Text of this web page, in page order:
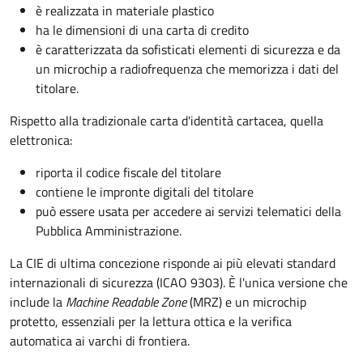
è realizzata in materiale plastico
ha le dimensioni di una carta di credito
è caratterizzata da sofisticati elementi di sicurezza e da
un microchip a radiofrequenza che memorizza i dati del
titolare.
Rispetto alla tradizionale carta d'identità cartacea, quella
elettronica:
riporta il codice fiscale del titolare
contiene le impronte digitali del titolare
può essere usata per accedere ai servizi telematici della
Pubblica Amministrazione.
La CIE di ultima concezione risponde ai più elevati standard
internazionali di sicurezza (ICAO 9303). È l'unica versione che
include la Machine Readable Zone(MRZ) e un microchip
protetto, essenziali per la lettura ottica e la verifica
automatica ai varchi di frontiera.